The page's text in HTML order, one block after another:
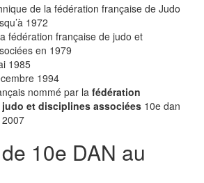
de la fédération française de Judo
1972
fédération française de judo et
en 1979
1985
1994
nommé par la fédération
et disciplines associées 10e dan
10e DAN au